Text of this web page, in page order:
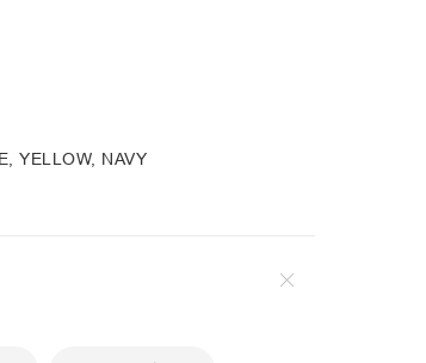
YELLOW, NAVY